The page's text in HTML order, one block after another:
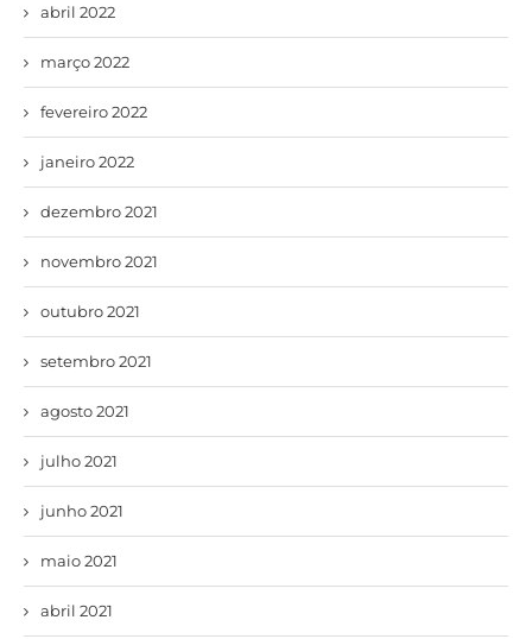
abril 2022
março 2022
fevereiro 2022
janeiro 2022
dezembro 2021
novembro 2021
outubro 2021
setembro 2021
agosto 2021
julho 2021
junho 2021
maio 2021
abril 2021